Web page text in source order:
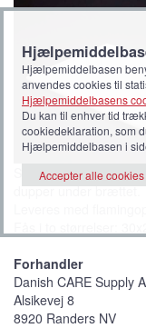
Spækbræt med søm
dupper under brættet.
Forhandler
Danish CARE Supply
Alsikevej 8
8920 Randers NV
Hjælpemiddelbasen
anvendes cookies til
Hjælpemiddelbasens
Du kan til enhver tid
cookiedeklaration, som
Hjælpemiddelbasen i
Accepter alle cookies